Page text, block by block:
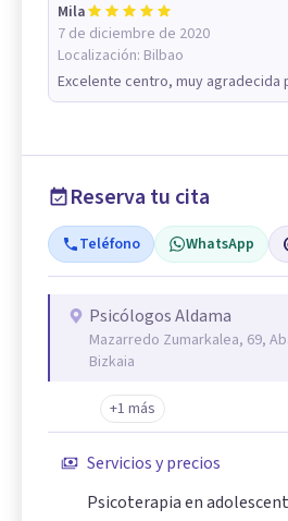
Mila
7 de diciembre de 2020
Localización: Bilbao
Excelente centro, muy agradecida
Reserva tu cita
Teléfono WhatsApp
Psicólogos Aldama
Mazarredo Zumarkalea, 69,
Bizkaia
+1 más
Servicios y precios
Psicoterapia en